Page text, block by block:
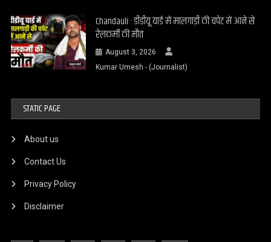
Chandauli : डीडीयू यार्ड में मालगाड़ी की चपेट में आने से
रेलकर्मी की मौत
August 3, 2026
Kumar Umesh - (Journalist)
STATIC PAGE
About us
Contact Us
Privacy Policy
Disclaimer